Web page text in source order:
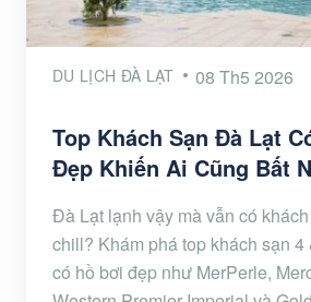
DU LỊCH ĐÀ LẠT 08 Th5 2026
Top Khách Sạn Đà Lạt
Đẹp Khiến Ai Cũng Bất
Đà Lạt lạnh vậy mà vẫn có
chill? Khám phá top khách sạn 4
có hồ bơi đẹp như MerPerle,